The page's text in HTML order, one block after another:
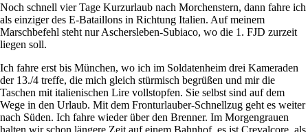
Noch schnell vier Tage Kurzurlaub nach Morchenstern, dann fahre ich
als einziger des E-Bataillons in Richtung Italien. Auf meinem
Marschbefehl steht nur Aschersleben-Subiaco, wo die 1. FJD zurzeit
liegen soll.
Ich fahre erst bis München, wo ich im Soldatenheim drei Kameraden
der 13./4 treffe, die mich gleich stürmisch begrüßen und mir die
Taschen mit italienischen Lire vollstopfen. Sie selbst sind auf dem
Wege in den Urlaub. Mit dem Fronturlauber-Schnellzug geht es weiter
nach Süden. Ich fahre wieder über den Brenner. Im Morgengrauen
halten wir schon längere Zeit auf einem Bahnhof, es ist Crevalcore, als